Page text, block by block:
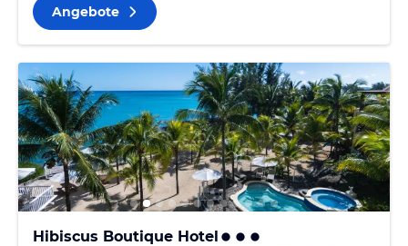
Angebote
Hibiscus Boutique Hotel